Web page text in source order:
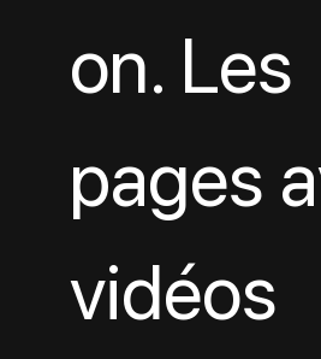
on. Les
pages
vidéos